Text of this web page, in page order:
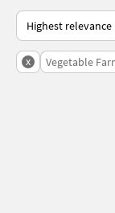
This is how
x Vegetable